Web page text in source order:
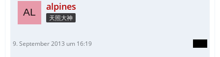
alpines
天照大神
9. September 2013 um 16:19